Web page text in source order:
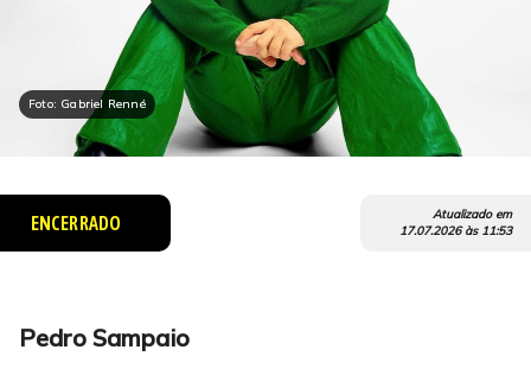
Foto: Gabriel Renné
ENCERRADO
Atualizado em
17.07.2026às 11:53
Pedro Sampaio